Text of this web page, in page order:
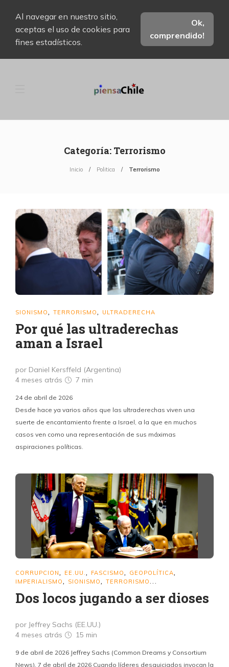
Al navegar en nuestro sitio,
aceptas el uso de cookies para
fines estadísticos.
Ok,
comprendido!
Categoría: Terrorismo
Inicio Politica Terrorismo
SIONISMO, TERRORISMO, ULTRADERECHA
Por qué las ultraderechas
aman a Israel
por Daniel Kersffeld (Argentina)
4 meses atrás
7 min
24 de abril de 2026
Desde hace ya varios años que las ultraderechas viven una
suerte de encantamiento frente a Israel, a la que en muchos
casos ven como una representación de sus máximas
aspiraciones políticas.
CORRUPCION, EE.UU., FASCISMO, GEOPOLÍTICA,
IMPERIALISMO, SIONISMO, TERRORISMO...
Dos locos jugando a ser dioses
por Jeffrey Sachs (EE.UU.)
4 meses atrás
15 min
9 de abril de 2026 Jeffrey Sachs (Common Dreams y Consortium
News), 7 de abril de 2026 Cuando líderes desquiciados invocan la